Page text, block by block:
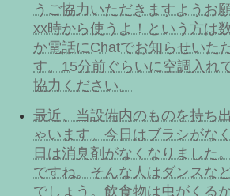
うご協力いただきますようお
xx時から使うよ！という方は
か電話にChatでお知らせいた
す。15分前ぐらいに空調入れ
協力ください。
最近、当設備内のものを持ち
ゃいます。今日はブラシがな
日は消臭剤がなくなりました
ですね。そんな人はダンスな
でしょう。飲食物は虫がくる